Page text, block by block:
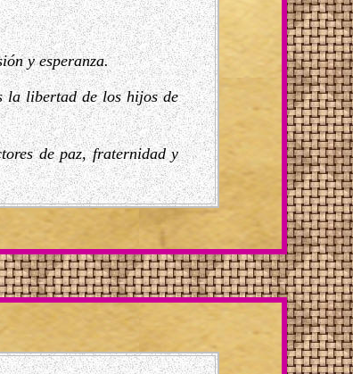
y esperanza.
la libertad de los hijos de
de paz, fraternidad y